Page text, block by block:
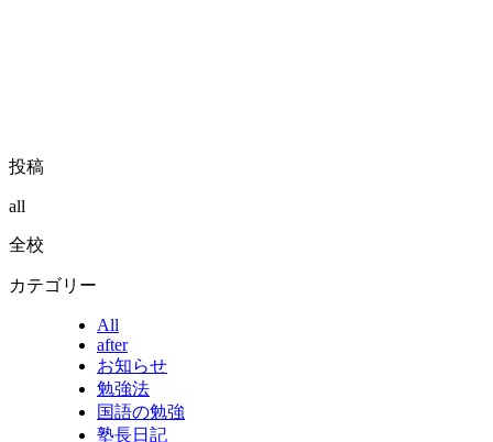
投稿
all
全校
カテゴリー
All
after
お知らせ
勉強法
国語の勉強
塾長日記